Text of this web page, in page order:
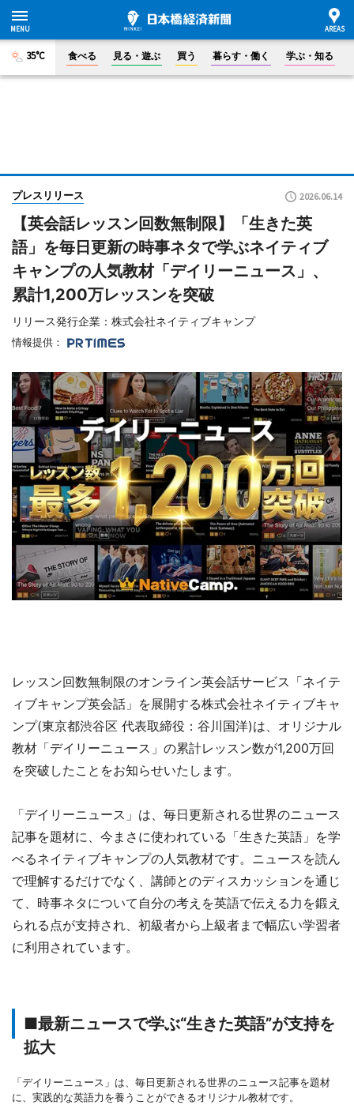
35°C 食べる 見る・遊ぶ 買う 暮らす・働く 学ぶ・知る
プレスリリース 2026.06.14
【英会話レッスン回数無制限】「生きた英
語」を毎日更新の時事ネタで学ぶネイティブ
キャンプの人気教材「デイリーニュース」、
累計1,200万レッスンを突破
リリース発行企業：株式会社ネイティブキャンプ
情報提供：
レッスン回数無制限のオンライン英会話サービス「ネイテ
ィブキャンプ英会話」を展開する株式会社ネイティブキャ
ンプ(東京都渋谷区 代表取締役：谷川国洋)は、オリジナル
教材「デイリーニュース」の累計レッスン数が1,200万回
を突破したことをお知らせいたします。
「デイリーニュース」は、毎日更新される世界のニュース
記事を題材に、今まさに使われている「生きた英語」を学
べるネイティブキャンプの人気教材です。ニュースを読ん
で理解するだけでなく、講師とのディスカッションを通じ
て、時事ネタについて自分の考えを英語で伝える力を鍛え
られる点が支持され、初級者から上級者まで幅広い学習者
に利用されています。
■最新ニュースで学ぶ“生きた英語”が支持を
拡大
「デイリーニュース」は、毎日更新される世界のニュース記事を題材
に、実践的な英語力を養うことができるオリジナル教材です。